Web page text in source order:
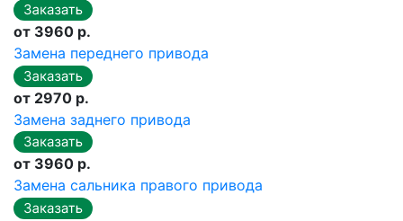
от 3960 р.
Замена переднего привода
от 2970 р.
Замена заднего привода
от 3960 р.
Замена сальника правого привода